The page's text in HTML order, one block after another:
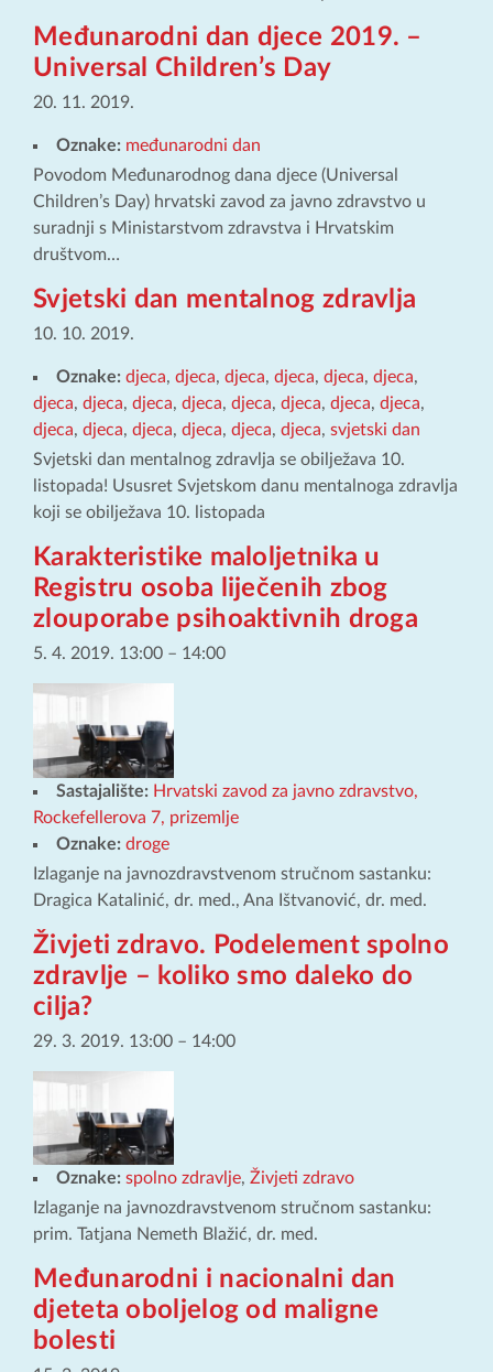
Međunarodni dan djece 2019. –
Universal Children’s Day
20. 11. 2019.
Oznake: međunarodni dan
Povodom Međunarodnog dana djece (Universal
Children’s Day) hrvatski zavod za javno zdravstvo u
suradnji s Ministarstvom zdravstva i Hrvatskim
društvom…
Svjetski dan mentalnog zdravlja
10. 10. 2019.
Oznake: djeca, djeca, djeca, djeca, djeca, djeca,
djeca, djeca, djeca, djeca, djeca, djeca, djeca, djeca,
djeca, djeca, djeca, djeca, djeca, djeca, svjetski dan
Svjetski dan mentalnog zdravlja se obilježava 10.
listopada! Ususret Svjetskom danu mentalnoga zdravlja
koji se obilježava 10. listopada
Karakteristike maloljetnika u
Registru osoba liječenih zbog
zlouporabe psihoaktivnih droga
5. 4. 2019. 13:00 – 14:00
Sastajalište: Hrvatski zavod za javno zdravstvo,
Rockefellerova 7, prizemlje
Oznake: droge
Izlaganje na javnozdravstvenom stručnom sastanku:
Dragica Katalinić, dr. med., Ana Ištvanović, dr. med.
Živjeti zdravo. Podelement spolno
zdravlje – koliko smo daleko do
cilja?
29. 3. 2019. 13:00 – 14:00
Oznake: spolno zdravlje, Živjeti zdravo
Izlaganje na javnozdravstvenom stručnom sastanku:
prim. Tatjana Nemeth Blažić, dr. med.
Međunarodni i nacionalni dan
djeteta oboljelog od maligne
bolesti